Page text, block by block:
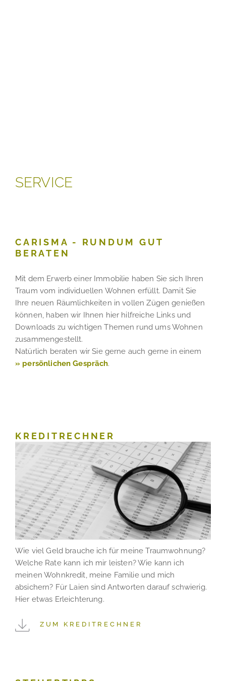
SERVICE
CARISMA - RUNDUM GUT
BERATEN
Mit dem Erwerb einer Immobilie haben Sie sich Ihren
Traum vom individuellen Wohnen erfüllt. Damit Sie
Ihre neuen Räumlichkeiten in vollen Zügen genießen
können, haben wir Ihnen hier hilfreiche Links und
Downloads zu wichtigen Themen rund ums Wohnen
zusammengestellt.
Natürlich beraten wir Sie gerne auch gerne in einem
» persönlichen Gespräch.
KREDITRECHNER
Wie viel Geld brauche ich für meine Traumwohnung?
Welche Rate kann ich mir leisten? Wie kann ich
meinen Wohnkredit, meine Familie und mich
absichern? Für Laien sind Antworten darauf schwierig.
Hier etwas Erleichterung.
ZUM KREDITRECHNER